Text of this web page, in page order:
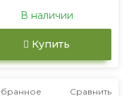
В наличии
Купить
Сравнить